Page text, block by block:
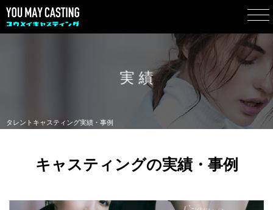
実 績
タレントキャスティング実績・事例
キャスティングの実績・事例